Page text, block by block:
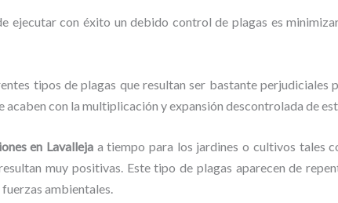
ejecutar con éxito un debido control de plagas es
tipos de plagas que resultan ser bastante
acaben con la multiplicación y expansión descontrolada de
en Lavalleja a tiempo para los jardines o cultivos tales
muy positivas. Este tipo de plagas aparecen de
ambientales.